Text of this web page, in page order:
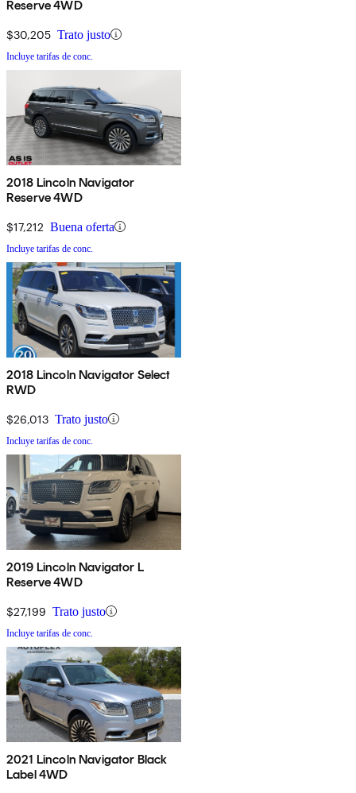
Reserve 4WD
$30,205 Trato justo
Incluye tarifas de conc.
2018 Lincoln Navigator
Reserve 4WD
$17,212 Buena oferta
Incluye tarifas de conc.
2018 Lincoln Navigator Select
RWD
$26,013 Trato justo
Incluye tarifas de conc.
2019 Lincoln Navigator L
Reserve 4WD
$27,199 Trato justo
Incluye tarifas de conc.
2021 Lincoln Navigator Black
Label 4WD